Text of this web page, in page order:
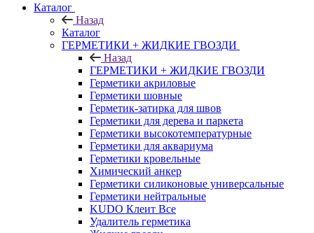
Каталог
Назад
Каталог
ГЕРМЕТИКИ + ЖИДКИЕ ГВОЗДИ
Назад
ГЕРМЕТИКИ + ЖИДКИЕ ГВОЗДИ
Герметики акриловые
Герметики шовные
Герметик-затирка для швов
Герметики для дерева и паркета
Герметики высокотемпературные
Герметики для аквариума
Герметики кровельные
Химический анкер
Герметики силиконовые универсальные
Герметики нейтральные
KUDO Клеит Все
Удалитель герметика